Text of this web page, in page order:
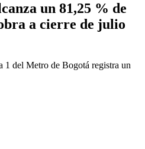
un 81,25 % de
a cierre de julio
1 del Metro de Bogotá registra un